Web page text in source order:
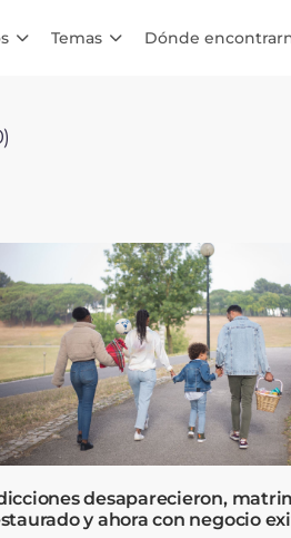
Temas Dónde
desaparecieron,
y ahora con negocio